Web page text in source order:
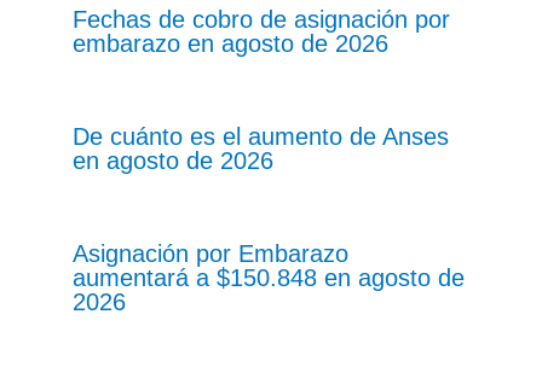
Fechas de cobro de asignación por
embarazo en agosto de 2026
De cuánto es el aumento de Anses
en agosto de 2026
Asignación por Embarazo
aumentará a $150.848 en agosto de
2026